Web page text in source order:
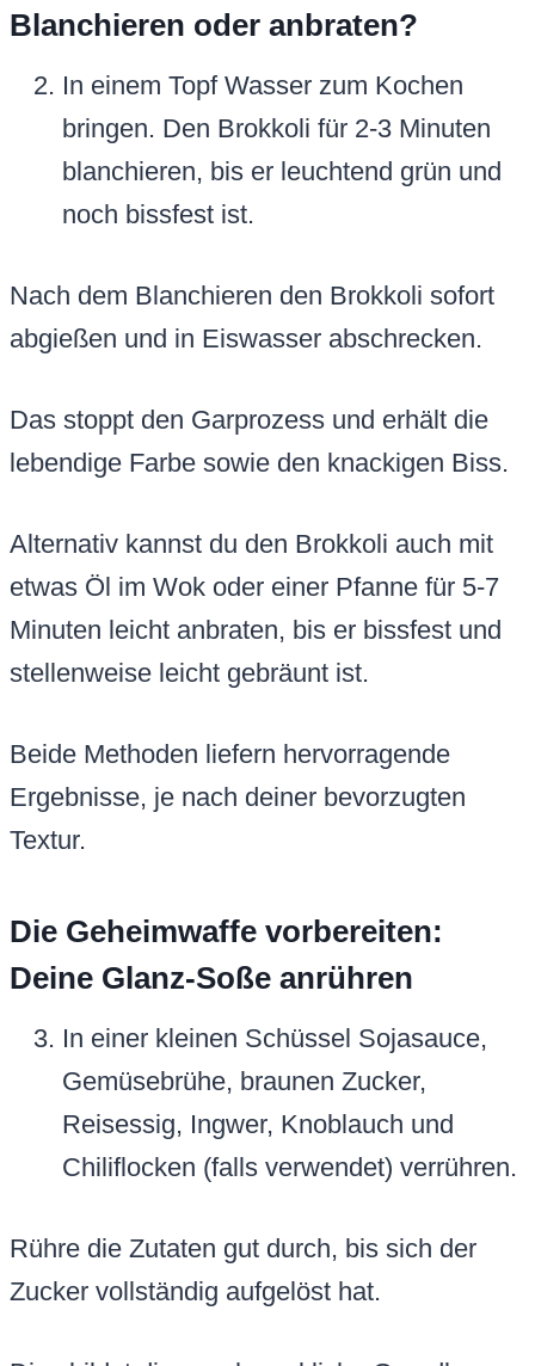
Blanchieren oder anbraten?
In einem Topf Wasser zum Kochen
bringen. Den Brokkoli für 2-3 Minuten
blanchieren, bis er leuchtend grün und
noch bissfest ist.
Nach dem Blanchieren den Brokkoli sofort
abgießen und in Eiswasser abschrecken.
Das stoppt den Garprozess und erhält die
lebendige Farbe sowie den knackigen Biss.
Alternativ kannst du den Brokkoli auch mit
etwas Öl im Wok oder einer Pfanne für 5-7
Minuten leicht anbraten, bis er bissfest und
stellenweise leicht gebräunt ist.
Beide Methoden liefern hervorragende
Ergebnisse, je nach deiner bevorzugten
Textur.
Die Geheimwaffe vorbereiten:
Deine Glanz-Soße anrühren
In einer kleinen Schüssel Sojasauce,
Gemüsebrühe, braunen Zucker,
Reisessig, Ingwer, Knoblauch und
Chiliflocken (falls verwendet) verrühren.
Rühre die Zutaten gut durch, bis sich der
Zucker vollständig aufgelöst hat.